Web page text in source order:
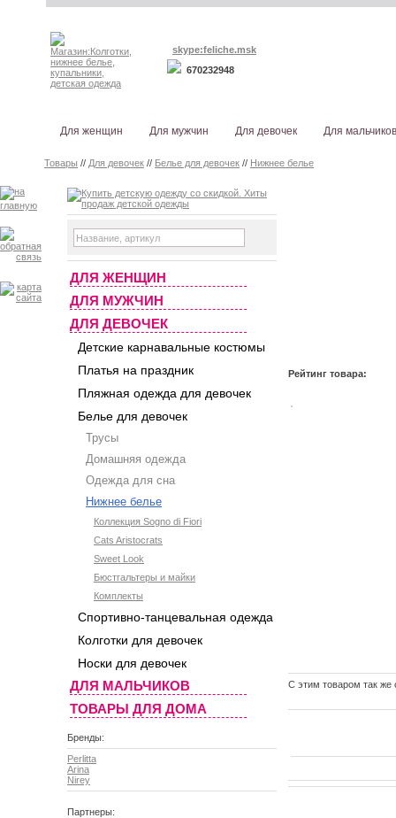
skype:feliche.msk
670232948
Для женщин Для мужчин Для девочек Для мальчиков
Товары // Для девочек // Белье для девочек // Нижнее белье
ДЛЯ ЖЕНЩИН
ДЛЯ МУЖЧИН
ДЛЯ ДЕВОЧЕК
Детские карнавальные костюмы
Платья на праздник
Пляжная одежда для девочек
Белье для девочек
Трусы
Домашняя одежда
Одежда для сна
Нижнее белье
Коллекция Sogno di Fiori
Cats Aristocrats
Sweet Look
Бюстгальтеры и майки
Комплекты
Спортивно-танцевальная одежда
Колготки для девочек
Носки для девочек
ДЛЯ МАЛЬЧИКОВ
ТОВАРЫ ДЛЯ ДОМА
Бренды:
Perlitta
Arina
Nirey
Партнеры:
Рейтинг товара:
C этим товаром так же